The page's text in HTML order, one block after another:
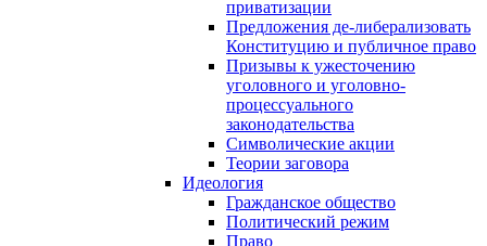
приватизации
Предложения де-либерализовать
Конституцию и публичное право
Призывы к ужесточению
уголовного и уголовно-
процессуального
законодательства
Символические акции
Теории заговора
Идеология
Гражданское общество
Политический режим
Право